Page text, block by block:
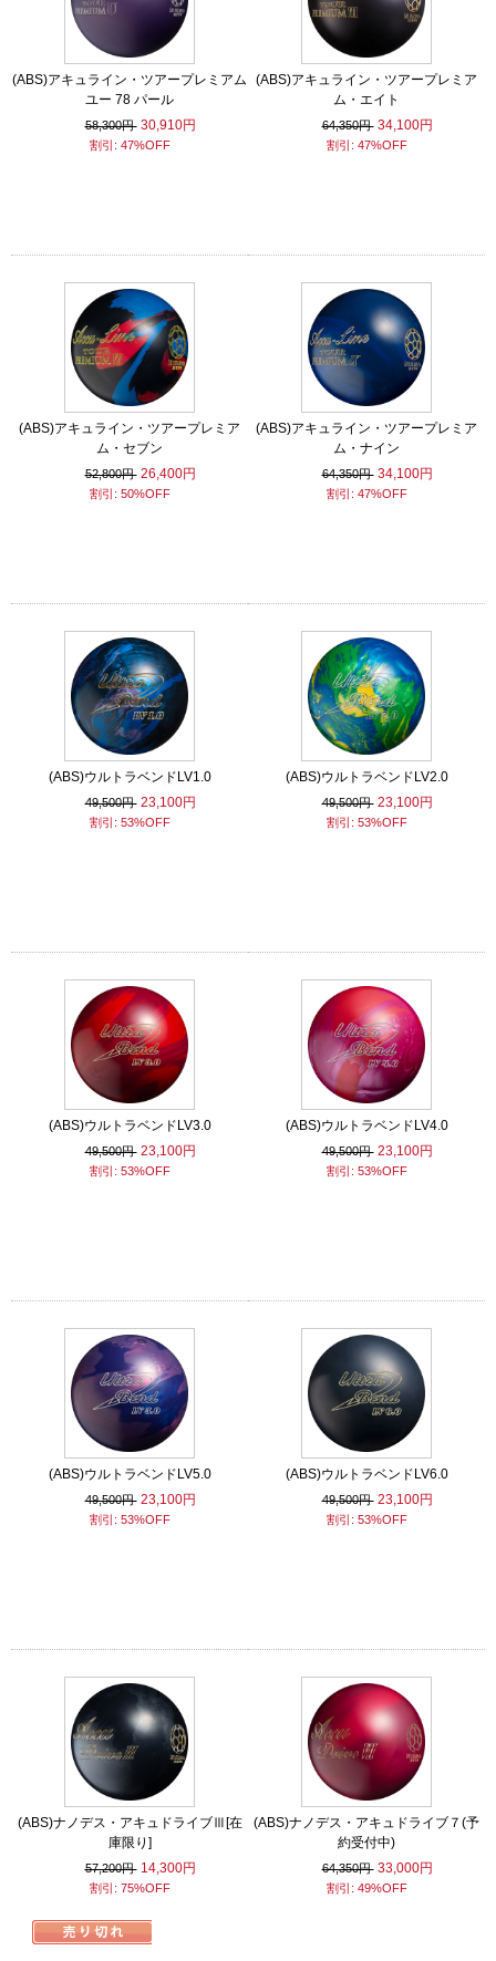
(ABS)アキュライン・ツアープレミアム
ユー 78 パール
58,300円 30,910円
割引: 47%OFF
(ABS)アキュライン・ツアープレミア
ム・エイト
64,350円 34,100円
割引: 47%OFF
(ABS)アキュライン・ツアープレミア
ム・セブン
52,800円 26,400円
割引: 50%OFF
(ABS)アキュライン・ツアープレミア
ム・ナイン
64,350円 34,100円
割引: 47%OFF
(ABS)ウルトラベンドLV1.0
49,500円 23,100円
割引: 53%OFF
(ABS)ウルトラベンドLV2.0
49,500円 23,100円
割引: 53%OFF
(ABS)ウルトラベンドLV3.0
49,500円 23,100円
割引: 53%OFF
(ABS)ウルトラベンドLV4.0
49,500円 23,100円
割引: 53%OFF
(ABS)ウルトラベンドLV5.0
49,500円 23,100円
割引: 53%OFF
(ABS)ウルトラベンドLV6.0
49,500円 23,100円
割引: 53%OFF
(ABS)ナノデス・アキュドライブⅢ[在
庫限り]
57,200円 14,300円
割引: 75%OFF
(ABS)ナノデス・アキュドライブ７(予
約受付中)
64,350円 33,000円
割引: 49%OFF